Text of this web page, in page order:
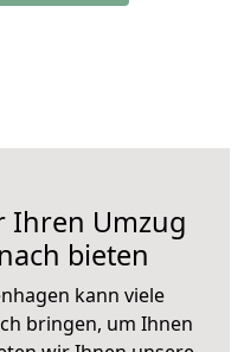
Ihren Umzug
bieten
kann viele
bringen, um Ihnen